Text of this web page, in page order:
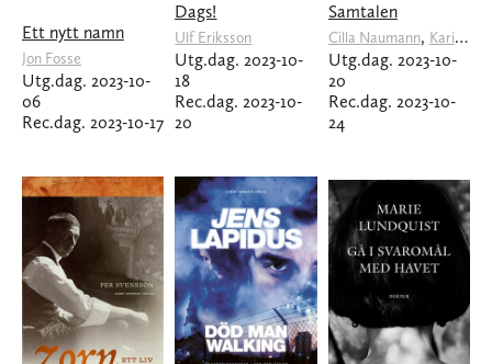
Ett nytt namn
Jon Fosse
Utg.dag. 2023-10-
06
Rec.dag. 2023-10-17
Dags!
Ulf Eriksson
Utg.dag. 2023-10-
18
Rec.dag. 2023-10-
20
Samtalen
Cilla Naumann, Karin Mamma Andersson
Utg.dag. 2023-10-
20
Rec.dag. 2023-10-
24